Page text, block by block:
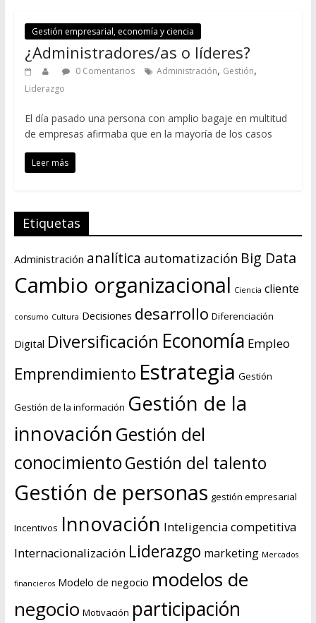
Gestión empresarial, economía y ciencia
¿Administradores/as o líderes?
0 Comentarios Administración, Gestión,
Liderazgo
El día pasado una persona con amplio bagaje en multitud
de empresas afirmaba que en la mayoría de los casos
Leer más
Etiquetas
Administración analítica automatización Big Data
Cambio organizacional Ciencia cliente
consumo Cultura Decisiones desarrollo Diferenciación
Digital Diversificación Economía Empleo
Emprendimiento Estrategia Gestión
Gestión de la información Gestión de la
innovación Gestión del
conocimientoGestión del talento
Gestión de personas gestión empresarial
Incentivos Innovación Inteligencia competitiva
Internacionalización Liderazgo marketing Mercados
financieros Modelo de negocio modelos de
negocio Motivación participación